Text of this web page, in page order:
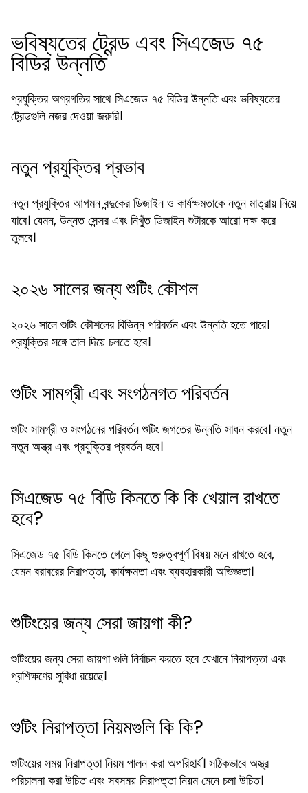
ভবিষ্যতের ট্রেন্ড এবং সিএজেড ৭৫
বিডির উন্নতি
প্রযুক্তির অগ্রগতির সাথে সিএজেড ৭৫ বিডির উন্নতি এবং ভবিষ্যতের
ট্রেন্ডগুলি নজর দেওয়া জরুরি।
নতুন প্রযুক্তির প্রভাব
নতুন প্রযুক্তির আগমন বন্দুকের ডিজাইন ও কার্যক্ষমতাকে নতুন মাত্রায় নিয়ে
যাবে। যেমন, উন্নত সেন্সর এবং নিখুঁত ডিজাইন শুটারকে আরো দক্ষ করে
তুলবে।
২০২৬ সালের জন্য শুটিং কৌশল
২০২৬ সালে শুটিং কৌশলের বিভিন্ন পরিবর্তন এবং উন্নতি হতে পারে।
প্রযুক্তির সঙ্গে তাল দিয়ে চলতে হবে।
শুটিং সামগ্রী এবং সংগঠনগত পরিবর্তন
শুটিং সামগ্রী ও সংগঠনের পরিবর্তন শুটিং জগতের উন্নতি সাধন করবে। নতুন
নতুন অস্ত্র এবং প্রযুক্তির প্রবর্তন হবে।
সিএজেড ৭৫ বিডি কিনতে কি কি খেয়াল রাখতে
হবে?
সিএজেড ৭৫ বিডি কিনতে গেলে কিছু গুরুত্বপূর্ণ বিষয় মনে রাখতে হবে,
যেমন বরাবরের নিরাপত্তা, কার্যক্ষমতা এবং ব্যবহারকারী অভিজ্ঞতা।
শুটিংয়ের জন্য সেরা জায়গা কী?
শুটিংয়ের জন্য সেরা জায়গা গুলি নির্বাচন করতে হবে যেখানে নিরাপত্তা এবং
প্রশিক্ষণের সুবিধা রয়েছে।
শুটিং নিরাপত্তা নিয়মগুলি কি কি?
শুটিংয়ের সময় নিরাপত্তা নিয়ম পালন করা অপরিহার্য। সঠিকভাবে অস্ত্র
পরিচালনা করা উচিত এবং সবসময় নিরাপত্তা নিয়ম মেনে চলা উচিত।